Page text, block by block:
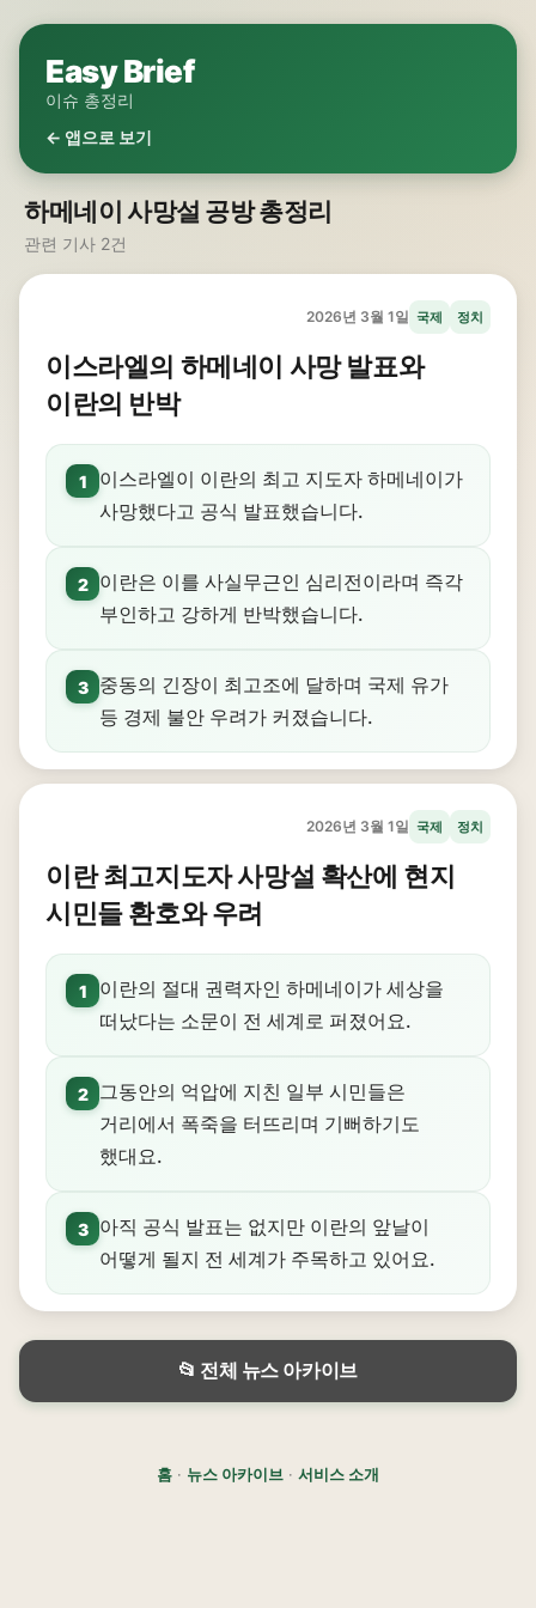
Easy Brief
이슈 총정리
← 앱으로 보기
하메네이 사망설 공방 총정리
관련 기사 2건
2026년 3월 1일 국제 정치
이스라엘의 하메네이 사망 발표와
이란의 반박
1
이스라엘이 이란의 최고 지도자 하메네이가
사망했다고 공식 발표했습니다.
2
이란은 이를 사실무근인 심리전이라며 즉각
부인하고 강하게 반박했습니다.
3
중동의 긴장이 최고조에 달하며 국제 유가
등 경제 불안 우려가 커졌습니다.
2026년 3월 1일 국제 정치
이란 최고지도자 사망설 확산에 현지
시민들 환호와 우려
1
이란의 절대 권력자인 하메네이가 세상을
떠났다는 소문이 전 세계로 퍼졌어요.
2
그동안의 억압에 지친 일부 시민들은
거리에서 폭죽을 터뜨리며 기뻐하기도
했대요.
3
아직 공식 발표는 없지만 이란의 앞날이
어떻게 될지 전 세계가 주목하고 있어요.
📂 전체 뉴스 아카이브
홈 · 뉴스 아카이브 · 서비스 소개